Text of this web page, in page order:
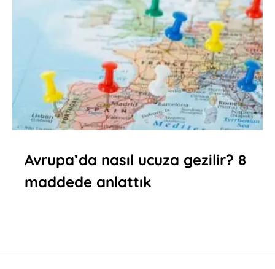
Avrupa’da nasıl ucuza gezilir? 8
maddede anlattık